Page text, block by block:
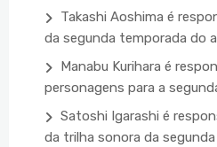
Takashi Aoshima é
da segunda temporada do
Manabu Kurihara é
personagens para a
Satoshi Igarashi é
da trilha sonora da